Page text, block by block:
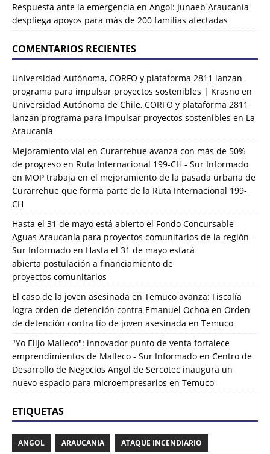
Respuesta ante la emergencia en Angol: Junaeb Araucanía
despliega apoyos para más de 200 familias afectadas
COMENTARIOS RECIENTES
Universidad Autónoma, CORFO y plataforma 2811 lanzan
programa para impulsar proyectos sostenibles | Krasno en
Universidad Autónoma de Chile, CORFO y plataforma 2811
lanzan programa para impulsar proyectos sostenibles en La
Araucanía
Mejoramiento vial en Curarrehue avanza con más de 50%
de progreso en Ruta Internacional 199-CH - Sur Informado
en MOP trabaja en el mejoramiento de la pasada urbana de
Curarrehue que forma parte de la Ruta Internacional 199-
CH
Hasta el 31 de mayo está abierto el Fondo Concursable
Aguas Araucanía para proyectos comunitarios de la región -
Sur Informado en Hasta el 31 de mayo estará
abierta postulación a financiamiento de
proyectos comunitarios
El caso de la joven asesinada en Temuco avanza: Fiscalía
logra orden de detención contra Emanuel Ochoa en Orden
de detención contra tío de joven asesinada en Temuco
"Yo Elijo Malleco": innovador punto de venta fortalece
emprendimientos de Malleco - Sur Informado en Centro de
Desarrollo de Negocios Angol de Sercotec inaugura un
nuevo espacio para microempresarios en Temuco
ETIQUETAS
ANGOL ARAUCANIA ATAQUE INCENDIARIO